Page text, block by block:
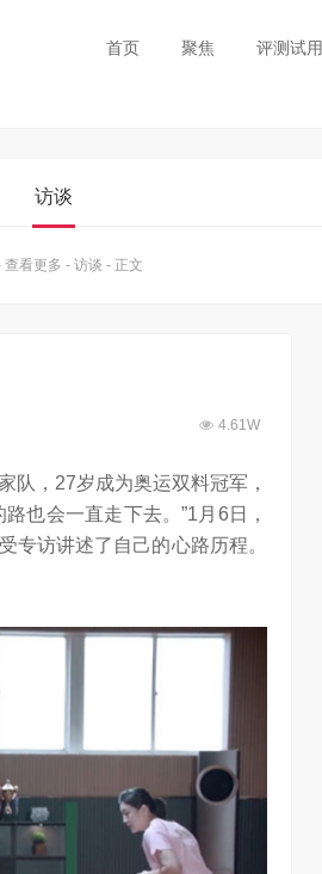
首页 聚焦 评测试用
访谈
查看更多 - 访谈 - 正文
4.61W
队，27岁成为奥运双料冠军，
也会一直走下去。”1月6日，
专访讲述了自己的心路历程。